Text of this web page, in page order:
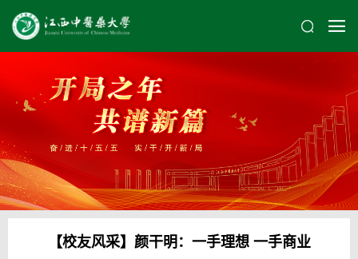
【校友风采】颜干明：一手理想 一手商业